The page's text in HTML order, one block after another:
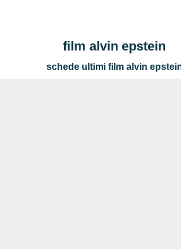
film alvin epstein
schede ultimi film alvin